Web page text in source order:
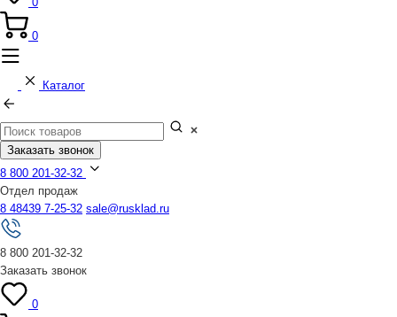
0
Каталог
Заказать звонок
8 800 201-32-32
Отдел продаж
8 48439 7-25-32 sale@rusklad.ru
8 800 201-32-32
Заказать звонок
0